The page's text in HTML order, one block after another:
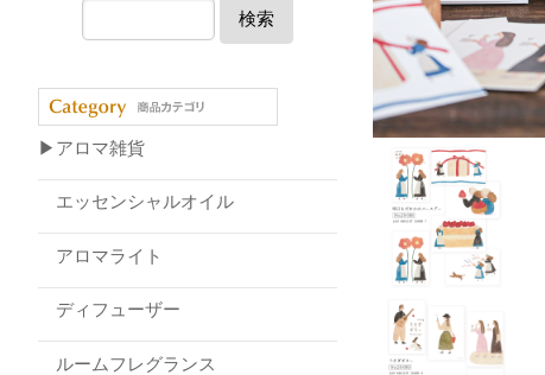
検索
▶アロマ雑貨
エッセンシャルオイル
アロマライト
ディフューザー
ルームフレグランス